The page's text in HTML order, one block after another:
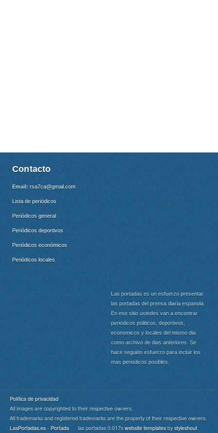
Contacto
Email: rsa7ca@gmail.com
Lista de periódicos
Periódicos general
Periódicos deportivos
Periódicos económicos
Periódicos locales
Las portadas es un esfuerzo presentar
las portadas del prensa diaria espanola.
En ese sitio ustedes van a encontrar
periodicos politicos, deportivos,
economicos y locales del mismo dia
como archivo de dias anteriores. Se
hace seguido esfuerzo para incluir los
mas periodicos posibles.
Política de privacidad
All images are copyrighted to their respective owners.
All trademarks and registered trademarks are the property of their respective owners.
LasPortadas.es - Portada las portadas 0.017s website templates by styleshout